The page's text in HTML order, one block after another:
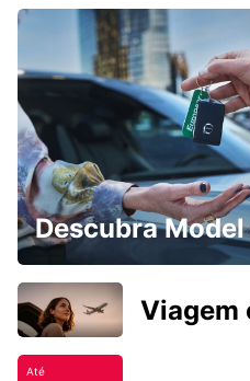
Descubra
Viagem
Até